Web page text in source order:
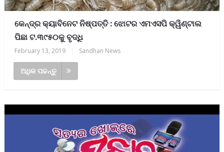
କେନ୍ଦ୍ର କ୍ୟାବିନେଟ ନିଷ୍ପତ୍ତି : ଝୋଟର ଏମଏସପି କ୍ୱିଣ୍ଟାଲ
ପିଛା ଟ.୩୯୫୦କୁ ବୃଦ୍ଧି
February 13, 2019 Sandhan News
ଅଧିକ ପଢନ୍ତୁ